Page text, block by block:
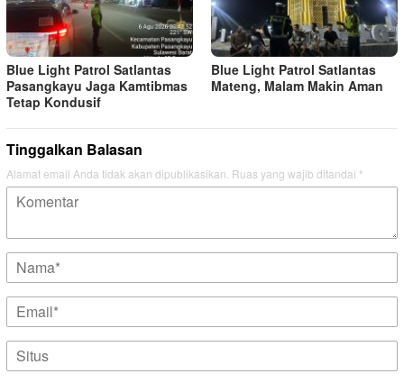
Blue Light Patrol Satlantas
Pasangkayu Jaga Kamtibmas
Tetap Kondusif
Blue Light Patrol Satlantas
Mateng, Malam Makin Aman
Tinggalkan Balasan
Alamat email Anda tidak akan dipublikasikan. Ruas yang wajib ditandai *